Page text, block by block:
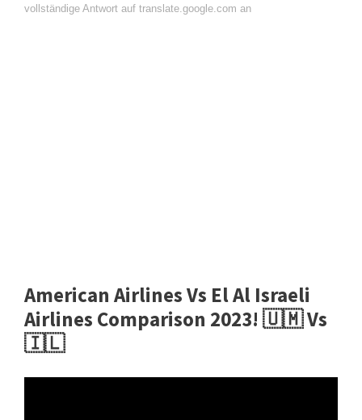
vollständige Antwort auf translate.google.com an
American Airlines Vs El Al Israeli
Airlines Comparison 2023! 🇺🇲 Vs
🇮🇱